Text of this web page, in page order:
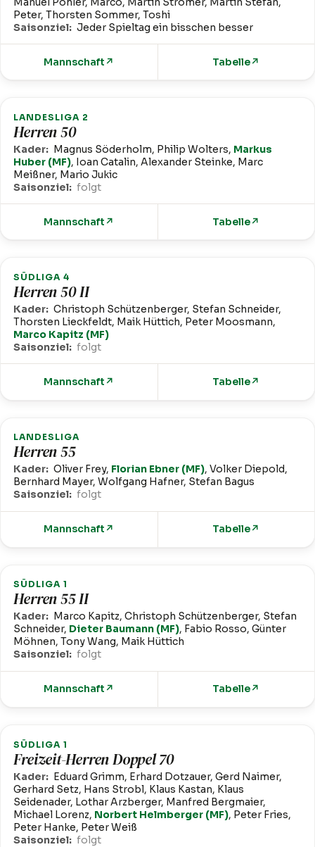
Peter, Thorsten Sommer, Toshi
Saisonziel: Jeder Spieltag ein bisschen besser
Mannschaft ↗ Tabelle↗
LANDESLIGA 2
Herren 50
Kader: Magnus Söderholm, Philip Wolters, Markus
Huber (MF), Ioan Catalin, Alexander Steinke, Marc
Meißner, Mario Jukic
Saisonziel: folgt
Mannschaft ↗ Tabelle↗
SÜDLIGA 4
Herren 50 II
Kader: Christoph Schützenberger, Stefan Schneider,
Thorsten Lieckfeldt, Maik Hüttich, Peter Moosmann,
Marco Kapitz (MF)
Saisonziel: folgt
Mannschaft ↗ Tabelle↗
LANDESLIGA
Herren 55
Kader: Oliver Frey, Florian Ebner (MF), Volker Diepold,
Bernhard Mayer, Wolfgang Hafner, Stefan Bagus
Saisonziel: folgt
Mannschaft ↗ Tabelle↗
SÜDLIGA 1
Herren 55 II
Kader: Marco Kapitz, Christoph Schützenberger, Stefan
Schneider, Dieter Baumann (MF), Fabio Rosso, Günter
Möhnen, Tony Wang, Maik Hüttich
Saisonziel: folgt
Mannschaft ↗ Tabelle↗
SÜDLIGA 1
Freizeit-Herren Doppel 70
Kader: Eduard Grimm, Erhard Dotzauer, Gerd Naimer,
Gerhard Setz, Hans Strobl, Klaus Kastan, Klaus
Seidenader, Lothar Arzberger, Manfred Bergmaier,
Michael Lorenz, Norbert Helmberger (MF), Peter Fries,
Peter Hanke, Peter Weiß
Saisonziel: folgt